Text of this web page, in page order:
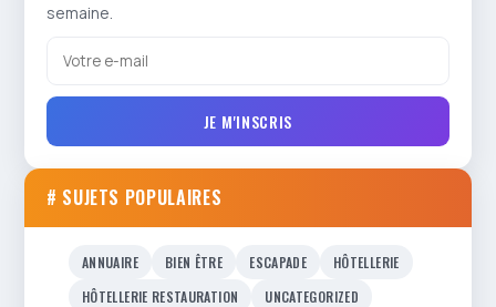
semaine.
JE M'INSCRIS
# SUJETS POPULAIRES
ANNUAIRE BIEN ÊTRE ESCAPADE
HÔTELLERIE
HÔTELLERIE RESTAURATION
UNCATEGORIZED